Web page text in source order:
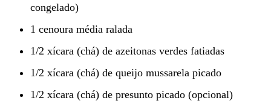
congelado)
1 cenoura média ralada
1/2 xícara (chá) de azeitonas verdes fatiadas
1/2 xícara (chá) de queijo mussarela picado
1/2 xícara (chá) de presunto picado (opcional)